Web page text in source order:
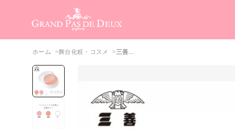
ホーム 舞台化粧・コスメ 三善...